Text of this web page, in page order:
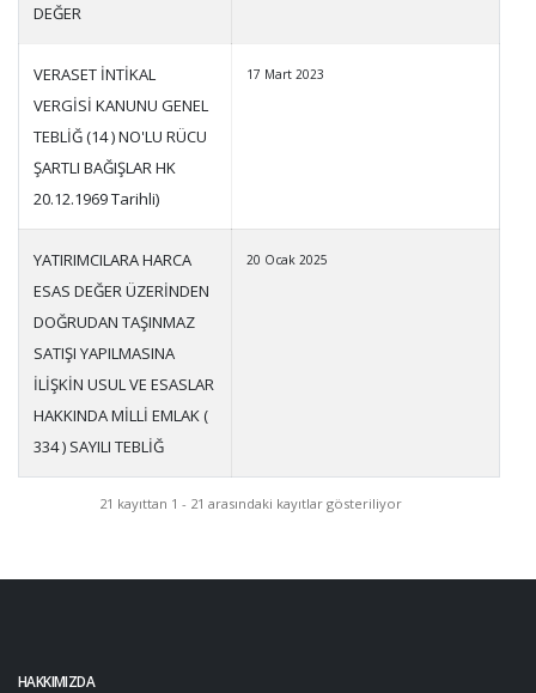
DEĞER
VERASET İNTİKAL
VERGİSİ KANUNU GENEL
TEBLİĞ (14 ) NO'LU RÜCU
ŞARTLI BAĞIŞLAR HK
20.12.1969 Tarihli)
17 Mart 2023
YATIRIMCILARA HARCA
ESAS DEĞER ÜZERİNDEN
DOĞRUDAN TAŞINMAZ
SATIŞI YAPILMASINA
İLİŞKİN USUL VE ESASLAR
HAKKINDA MİLLİ EMLAK (
334 ) SAYILI TEBLİĞ
20 Ocak 2025
21 kayıttan 1 - 21 arasındaki kayıtlar gösteriliyor
HAKKIMIZDA